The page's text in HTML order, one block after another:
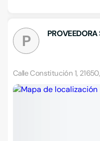
P
Calle Constitución 1,